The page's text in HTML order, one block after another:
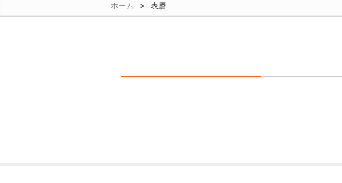
ホーム > 表層